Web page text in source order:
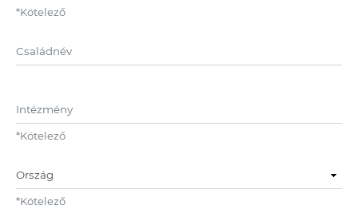
*Kötelező
Középső név
Intézmény
*Kötelező
Ország
*Kötelező